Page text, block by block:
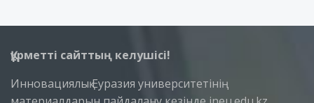
Құрметті сайттың келушісі!
Инновациялық Еуразия университетінің